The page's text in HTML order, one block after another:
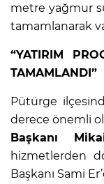
metre yağmur
tamamlanarak
“YATIRIM
TAMAMLANDI”
Pütürge
derece önemli
Başkanı
hizmetlerden
Başkanı Sami